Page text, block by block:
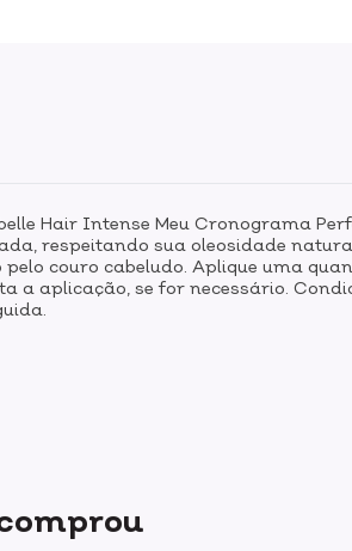
Hair Intense Meu Cronograma
respeitando sua oleosidade
couro cabeludo. Aplique uma
a aplicação, se for necessário.